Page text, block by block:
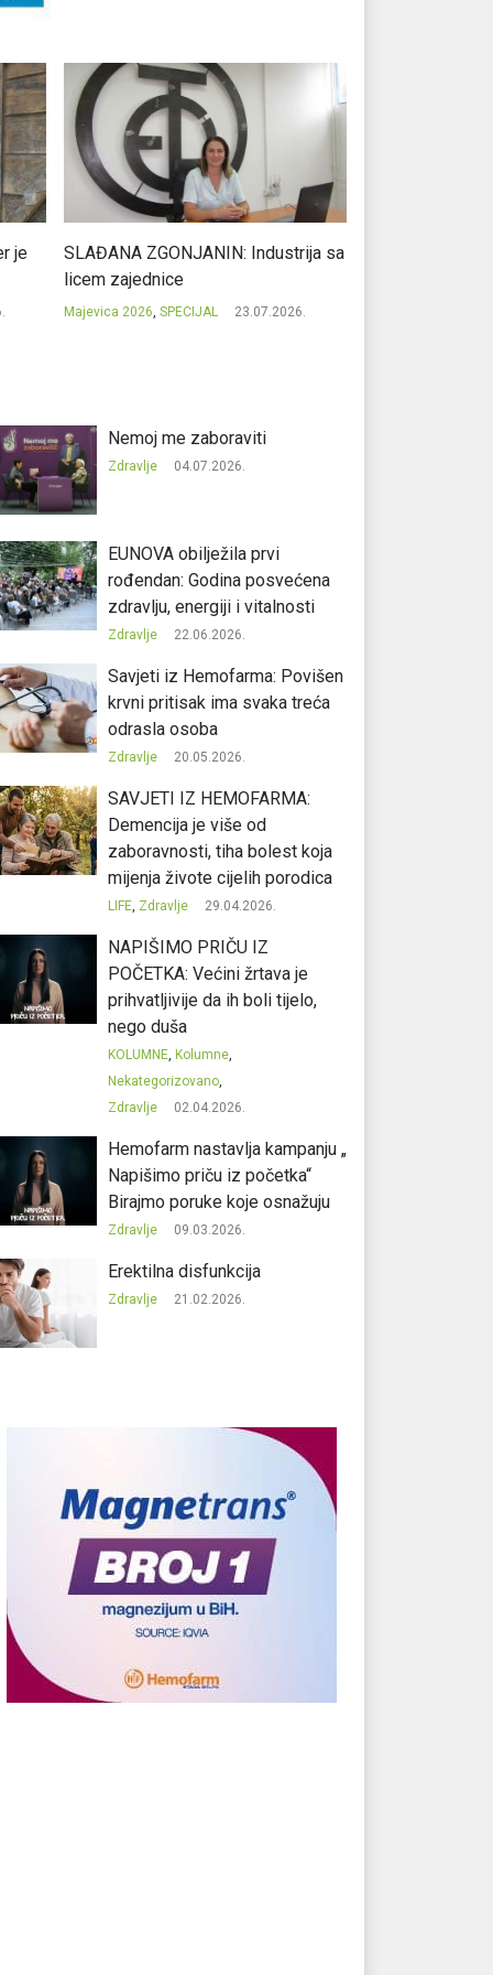
je
SLAĐANA ZGONJANIN: Industrija sa
licem zajednice
Majevica 2026, SPECIJAL 23.07.2026.
Nemoj me zaboraviti
Zdravlje 04.07.2026.
EUNOVA obilježila prvi
rođendan: Godina posvećena
zdravlju, energiji i vitalnosti
Zdravlje 22.06.2026.
Savjeti iz Hemofarma: Povišen
krvni pritisak ima svaka treća
odrasla osoba
Zdravlje 20.05.2026.
SAVJETI IZ HEMOFARMA:
Demencija je više od
zaboravnosti, tiha bolest koja
mijenja živote cijelih porodica
LIFE, Zdravlje 29.04.2026.
NAPIŠIMO PRIČU IZ
POČETKA: Većini žrtava je
prihvatljivije da ih boli tijelo,
nego duša
KOLUMNE, Kolumne,
Nekategorizovano,
Zdravlje
02.04.2026.
Hemofarm nastavlja kampanju „
Napišimo priču iz početka“
Birajmo poruke koje osnažuju
Zdravlje 09.03.2026.
Erektilna disfunkcija
Zdravlje 21.02.2026.